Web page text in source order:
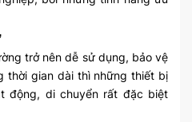
trở nên dễ sử dụng, bảo vệ
thời gian dài thì những thiết bị
động, di chuyển rất đặc biệt